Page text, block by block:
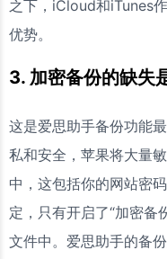
之下，iCloud和iTunes
优势。
3. 加密备份的缺失
这是爱思助手备份功能
私和安全，苹果将大量
中，这包括你的网站密
定，只有开启了“加密备
文件中。爱思助手的备